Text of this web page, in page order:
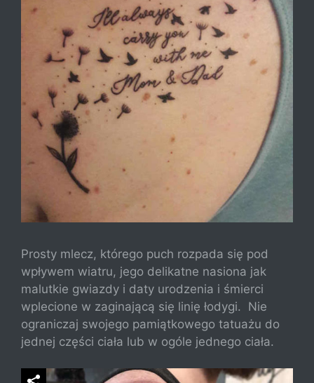
Prosty mlecz, którego puch rozpada się pod
wpływem wiatru, jego delikatne nasiona jak
malutkie gwiazdy i daty urodzenia i śmierci
wplecione w zaginającą się linię łodygi. Nie
ograniczaj swojego pamiątkowego tatuażu do
jednej części ciała lub w ogóle jednego ciała.